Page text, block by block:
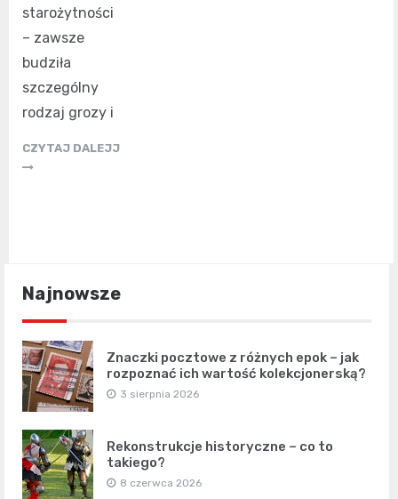
starożytności
– zawsze
budziła
szczególny
rodzaj grozy i
CZYTAJ DALEJJ
Najnowsze
Znaczki pocztowe z różnych epok – jak
rozpoznać ich wartość kolekcjonerską?
3 sierpnia 2026
Rekonstrukcje historyczne – co to
takiego?
8 czerwca 2026